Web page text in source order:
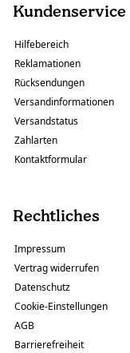
Kundenservice
Hilfebereich
Reklamationen
Rücksendungen
Versandinformationen
Versandstatus
Zahlarten
Kontaktformular
Rechtliches
Impressum
Vertrag widerrufen
Datenschutz
Cookie-Einstellungen
AGB
Barrierefreiheit